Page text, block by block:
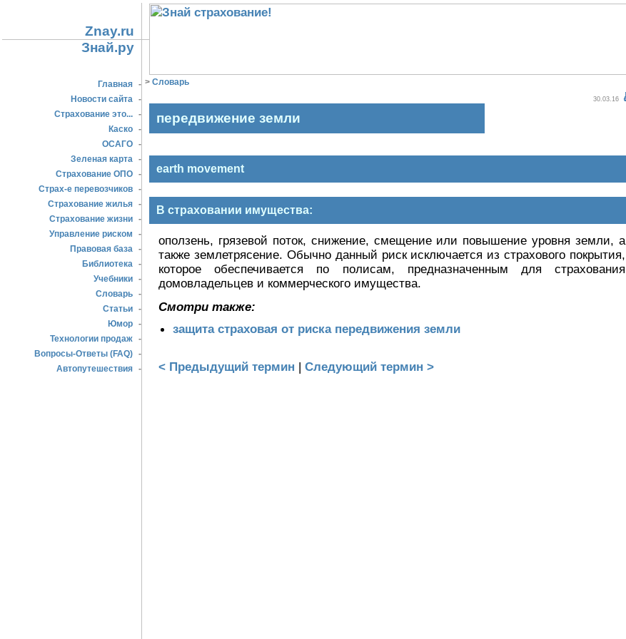
Znay.ru
Знай.ру
Главная -
Новости сайта -
Страхование это... -
Каско -
ОСАГО -
Зеленая карта -
Страхование ОПО -
Страх-е перевозчиков -
Страхование жилья -
Страхование жизни -
Управление риском
-
Правовая база -
Библиотека -
Учебники -
Словарь -
Статьи -
Юмор -
Технологии продаж -
Вопросы-Ответы (FAQ) -
Автопутешествия -
> Словарь
передвижение земли
30.03.16
earth movement
В страховании имущества:
оползень, грязевой поток, снижение, смещение или повышение уровня земли, а
также землетрясение. Обычно данный риск исключается из страхового покрытия,
которое обеспечивается по полисам, предназначенным для страхования
домовладельцев и коммерческого имущества.
Смотри также:
защита страховая от риска передвижения земли
< Предыдущий термин | Следующий термин >